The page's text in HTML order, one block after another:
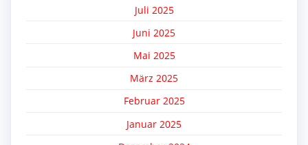
Juli 2025
Juni 2025
Mai 2025
März 2025
Februar 2025
Januar 2025